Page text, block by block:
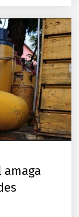
amaga